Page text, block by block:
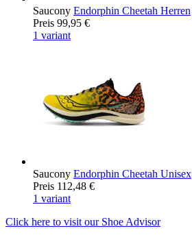
Saucony Endorphin Cheetah Herren
Preis 99,95 €
1 variant
Saucony Endorphin Cheetah Unisex
Preis 112,48 €
1 variant
Click here to visit our Shoe Advisor